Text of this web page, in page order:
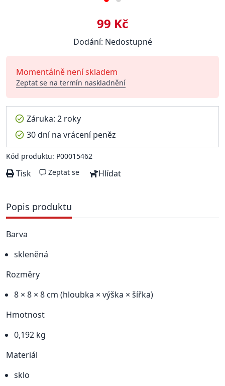
99 Kč
Dodání: Nedostupné
Momentálně není skladem
Zeptat se na termín naskladnění
Záruka: 2 roky
30 dní na vrácení peněz
Kód produktu: P00015462
Tisk Zeptat se Hlídat
Popis produktu
Barva
skleněná
Rozměry
8 × 8 × 8 cm (hloubka × výška × šířka)
Hmotnost
0,192 kg
Materiál
sklo